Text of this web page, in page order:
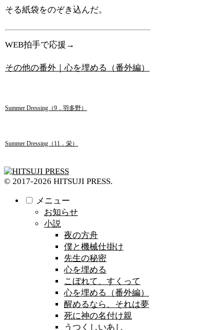
そる紙袋をのぞき込んだ。
WEB拍手で応援→
その他の番外｜心を埋める（番外編）
Summer Dressing（9．羽多野）
Summer Dressing（11．栄）
© 2017-2026 HITSUJI PRESS.
メニュー
お知らせ
小説
夜の方舟
僕と機械仕掛け
先生の秘密
心を埋める
こぼれて、すくって
心を埋める（番外編）
醒めるなら、それは夢
死に神の名付け親
うつくしいあし